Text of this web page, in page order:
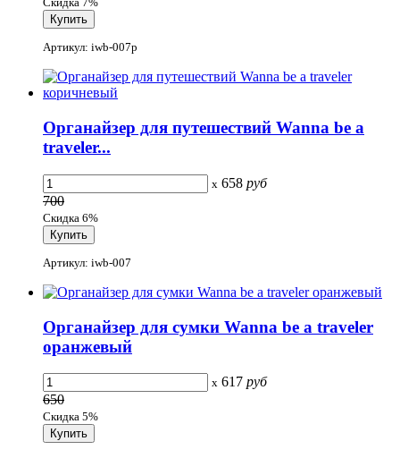
Артикул: iwb-007p
Органайзер для путешествий Wanna be a
traveler...
x 658 руб
700
Скидка 6%
Артикул: iwb-007
Органайзер для сумки Wanna be a traveler
оранжевый
x 617 руб
650
Скидка 5%